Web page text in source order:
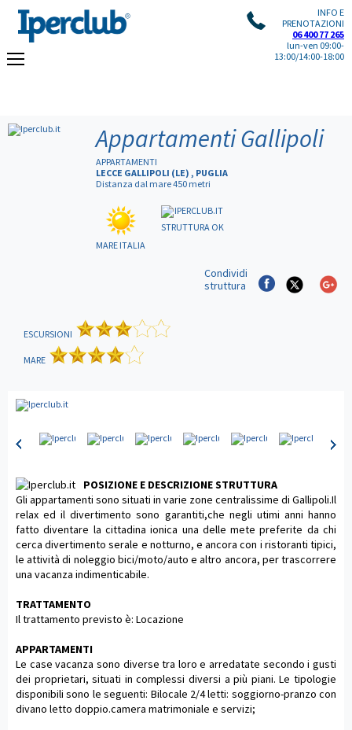
INFO E
PRENOTAZIONI
06 400 77 265
lun-ven 09:00-
13:00/14:00-18:00
Appartamenti Gallipoli
APPARTAMENTI
LECCE GALLIPOLI (LE) , PUGLIA
Distanza dal mare 450 metri
MARE ITALIA
STRUTTURA OK
Condividi
struttura
ESCURSIONI
MARE
POSIZIONE E DESCRIZIONE STRUTTURA
Gli appartamenti sono situati in varie zone centralissime di Gallipoli.Il
relax ed il divertimento sono garantiti,che negli utimi anni hanno
fatto diventare la cittadina ionica una delle mete preferite da chi
cerca divertimento serale e notturno, e ancora con i ristoranti tipici,
le attività di noleggio bici/moto/auto e altro ancora, per trascorrere
una vacanza indimenticabile.
TRATTAMENTO
Il trattamento previsto è: Locazione
APPARTAMENTI
Le case vacanza sono diverse tra loro e arredatate secondo i gusti
dei proprietari, situati in complessi diversi a più piani. Le tipologie
disponibili sono le seguenti: Bilocale 2/4 letti: soggiorno-pranzo con
divano letto doppio.camera matrimoniale e servizi;